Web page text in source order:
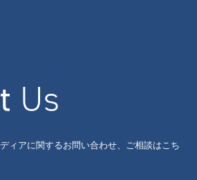
Us
ィアに関するお問い合わせ、ご相談はこち